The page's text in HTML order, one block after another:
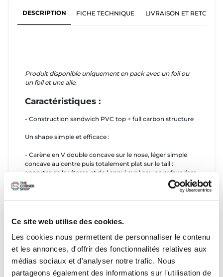
Ce site web utilise des cookies.
Les cookies nous permettent de personnaliser le contenu
et les annonces, d'offrir des fonctionnalités relatives aux
médias sociaux et d'analyser notre trafic. Nous
partageons également des informations sur l'utilisation de
DESCRIPTION FICHE TECHNIQUE LIVRAISON ET RETOURS
Produit disponible uniquement en pack avec un foil ou
un foil et une aile.
Caractéristiques :
- Construction sandwich PVC top + full carbon structure
Un shape simple et efficace :
- Carène en V double concave sur le nose, léger simple
concave au centre puis totalement plat sur le tail :
apporter de la vitesse et de l appui sur l eau pour favoriser
un décollage facile et rapide.
- Rocker progressif pour favoriser la glisse.
dans les zones de contact et aux Beveled Rails
- Pont concave pour abaisser le centre de gravité et
gagner en contrôle.
- Poignée de portage côté carène.
- Valve de décompression Gore-Tex.
- Pad intégral.